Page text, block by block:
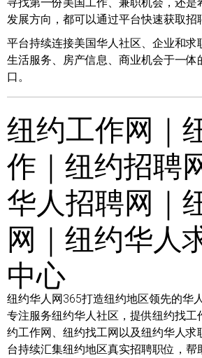
发展方向，都可以通过平台快速获取招
平台持续连接美国华人社区、企业和求
生活服务、房产信息、商业机会于一体
口。
纽约工作网｜
作｜纽约招聘
华人招聘网｜
网｜纽约华人
中心
纽约华人网365打造纽约地区领先的华
专注服务纽约华人社区，提供纽约找工
约工作网、纽约找工网以及纽约华人求
台持续汇集纽约地区真实招聘职位，帮